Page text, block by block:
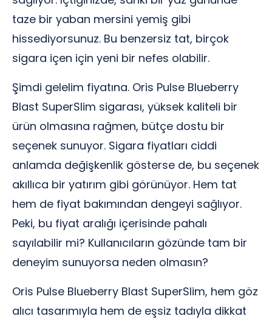
taze bir yaban mersini yemiş gibi
hissediyorsunuz. Bu benzersiz tat, birçok
sigara içen için yeni bir nefes olabilir.
Şimdi gelelim fiyatına. Oris Pulse Blueberry
Blast SuperSlim sigarası, yüksek kaliteli bir
ürün olmasına rağmen, bütçe dostu bir
seçenek sunuyor. Sigara fiyatları ciddi
anlamda değişkenlik gösterse de, bu seçenek
akıllıca bir yatırım gibi görünüyor. Hem tat
hem de fiyat bakımından dengeyi sağlıyor.
Peki, bu fiyat aralığı içerisinde pahalı
sayılabilir mi? Kullanıcıların gözünde tam bir
deneyim sunuyorsa neden olmasın?
Oris Pulse Blueberry Blast SuperSlim, hem göz
alıcı tasarımıyla hem de eşsiz tadıyla dikkat